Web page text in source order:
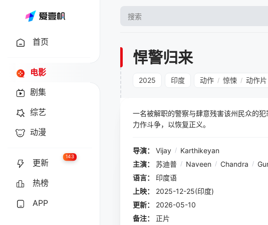
首页
电影
剧集
综艺
动漫
更新
143
热榜
APP
悍警归来
2025 印度 动作 / 惊悚 / 动作片
一名被解职的警察与肆意残害该州民众的
力作斗争，以恢复正义。
导演： Vijay / Karthikeyan
主演：
苏迪普 / Naveen / Chandra /
语言：
印度语
上映：
2025-12-25(印度)
更新：
2026-05-10
备注：
正片